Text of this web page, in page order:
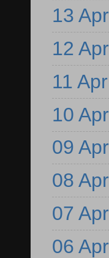
13 Apr
12 Apr
11 Apr
10 Apr
09 Apr
08 Apr
07 Apr
06 Apr